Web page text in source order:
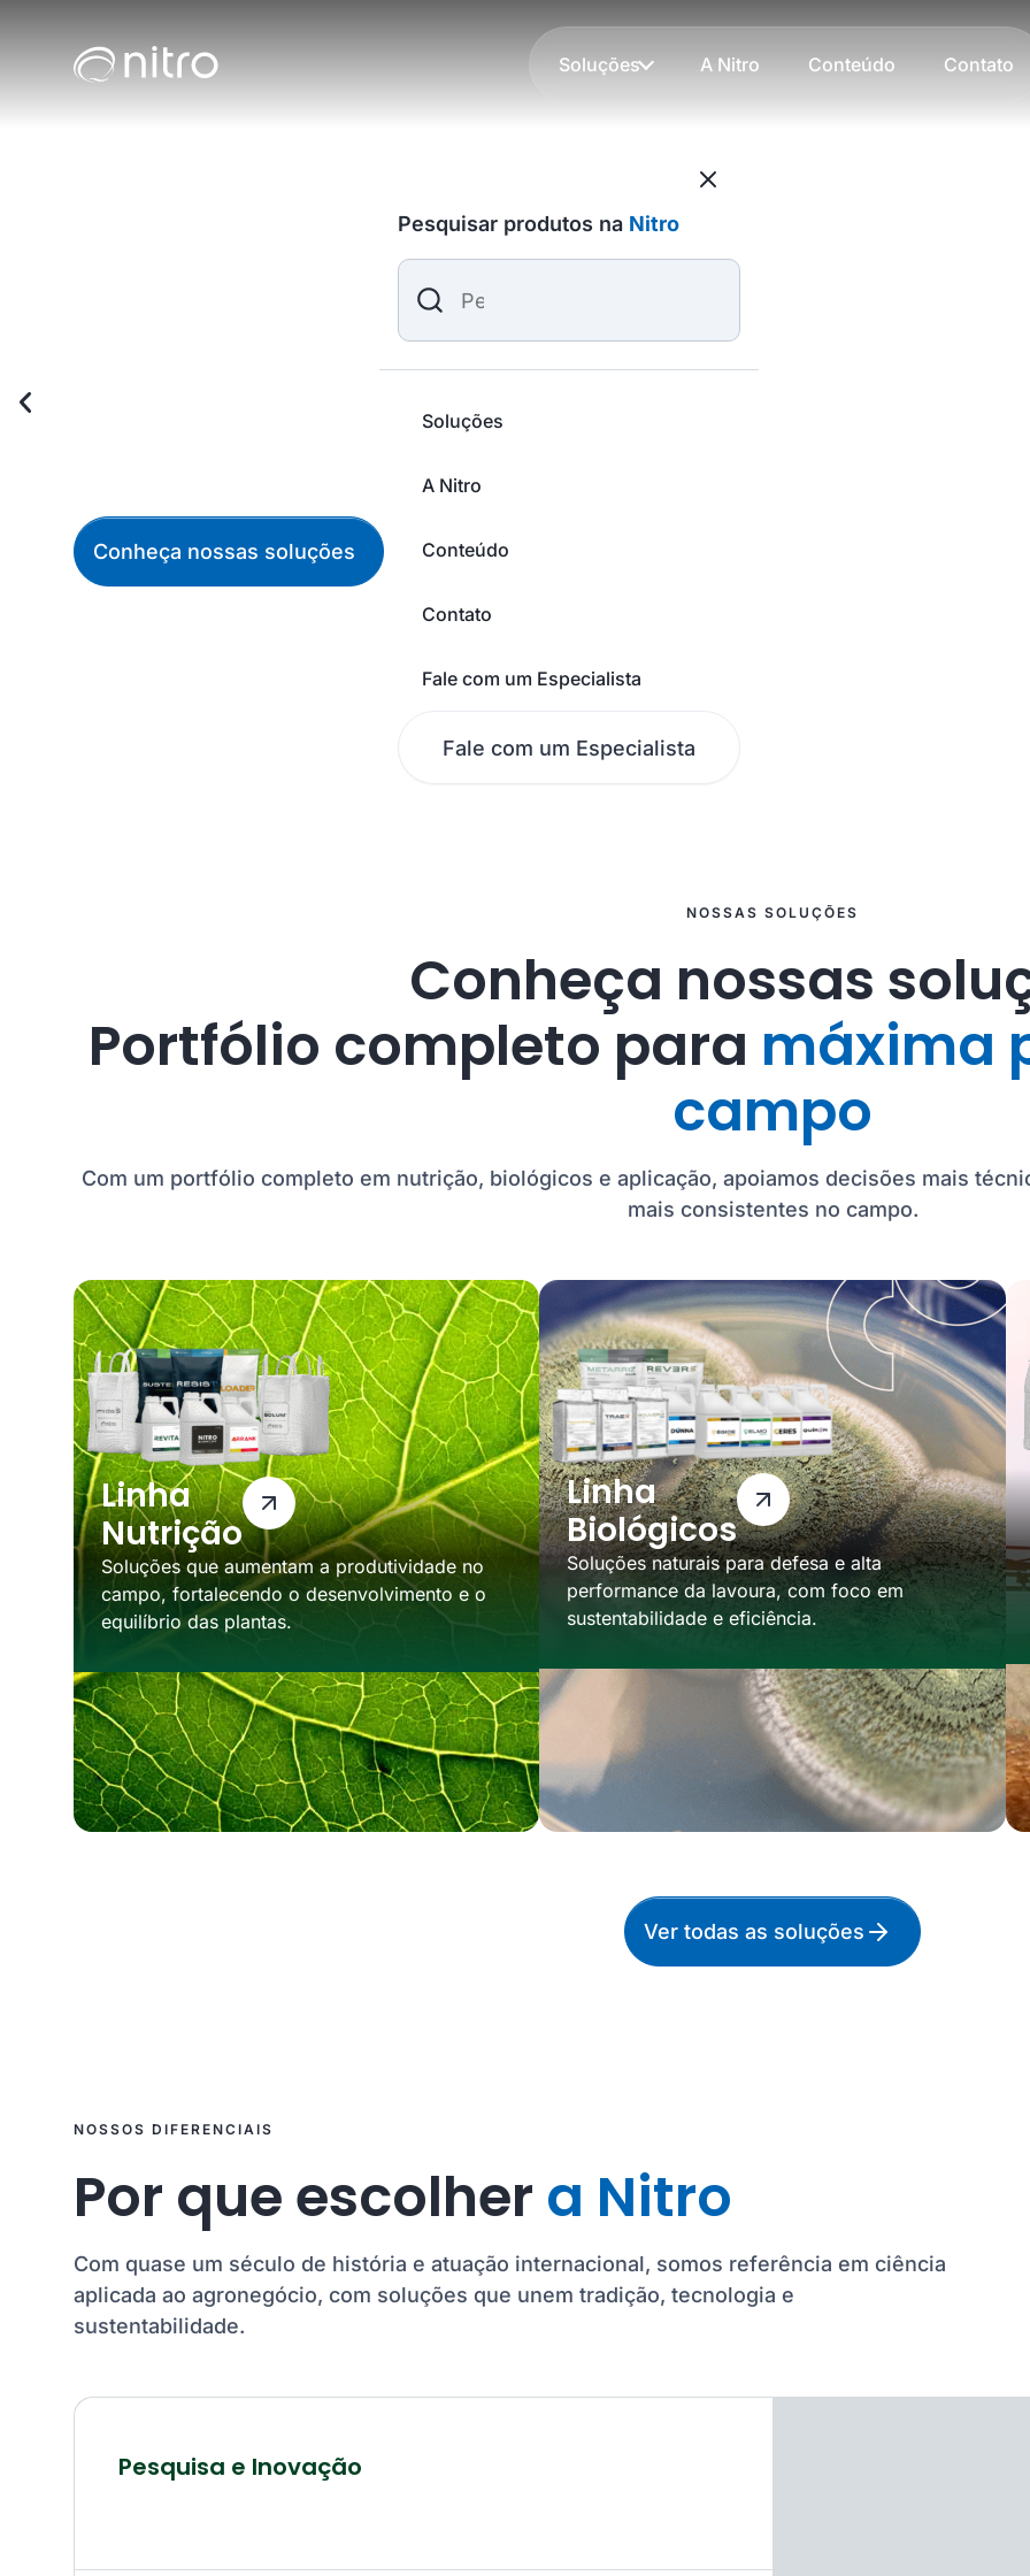
Soluções A Nitro Conteúdo Contato
Pesquisar produtos na Nitro
Pesquisar por:
Soluções
A Nitro
Conteúdo
Contato
Fale com um Especialista
Fale com um Especialista
Ciência e inovação
que fortalecem o agro
a produtividade no campo com soluções biológicas,
Conheça nossas soluções
NOSSAS SOLUÇÕES
Conheça nossas
Portfólio completo para máxima
campo
Com um portfólio completo em nutrição, biológicos e aplicação, apoiamos decisões mais
mais consistentes no campo.
Linha
Nutrição
Soluções que aumentam a produtividade no
campo, fortalecendo o desenvolvimento e o
equilíbrio das plantas.
Linha
Biológicos
Soluções naturais para defesa e alta
performance da lavoura, com foco em
sustentabilidade e eficiência.
Ver todas as soluções
NOSSOS DIFERENCIAIS
Por que escolher a Nitro
Com quase um século de história e atuação internacional, somos referência em ciência
aplicada ao agronegócio, com soluções que unem tradição, tecnologia e
sustentabilidade.
Pesquisa e Inovação